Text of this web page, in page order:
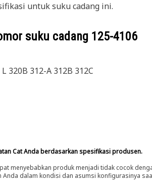
untuk suku cadang ini.
suku cadang 125-4106
320B 312-A 312B 312C
Cat Anda berdasarkan spesifikasi produsen.
menyebabkan produk menjadi tidak cocok
dalam kondisi dan asumsi konfigurasinya